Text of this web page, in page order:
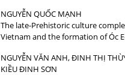
NGUYỄN QUỐC MẠNH
The late-Prehistoric culture
Vietnam and the formation of Óc
NGUYỄN VĂN ANH, ĐINH THỊ
KIỀU ĐINH SƠN